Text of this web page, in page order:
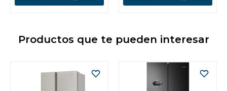
Productos que te pueden interesar